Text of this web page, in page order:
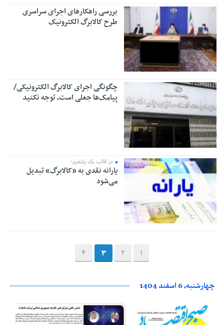
بررسی راهکارهای اجرای سراسری
طرح کالابرگ الکترونیک
چگونگی اجرای کالابرگ الکترونیکی/
پیامک‌ها جعلی است، توجه نکنید
در قالب یک پلتفرم؛
یارانه نقدی به «کالابرگ» تبدیل
می‌شود
1
2
3
4
چهارشنبه، 6 اسفند 1404